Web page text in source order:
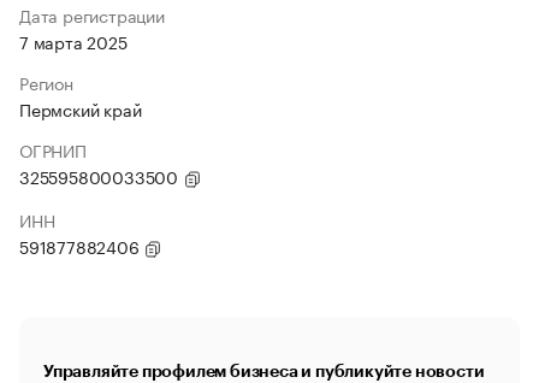
Дата регистрации
7 марта 2025
Регион
Пермский край
ОГРНИП
325595800033500
ИНН
591877882406
Управляйте профилем бизнеса и публикуйте новости